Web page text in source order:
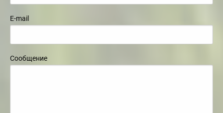
E-mail
Сообщение